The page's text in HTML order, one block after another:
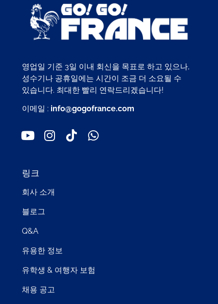
영업일 기준 3일 이내 회신을 목표로 하고 있으나,
성수기나 공휴일에는 시간이 조금 더 소요될 수
있습니다. 최대한 빨리 연락드리겠습니다!
이메일 : info@gogofrance.com
링크
회사 소개
블로그
Q&A
유용한 정보
유학생 & 여행자 보험
채용 공고